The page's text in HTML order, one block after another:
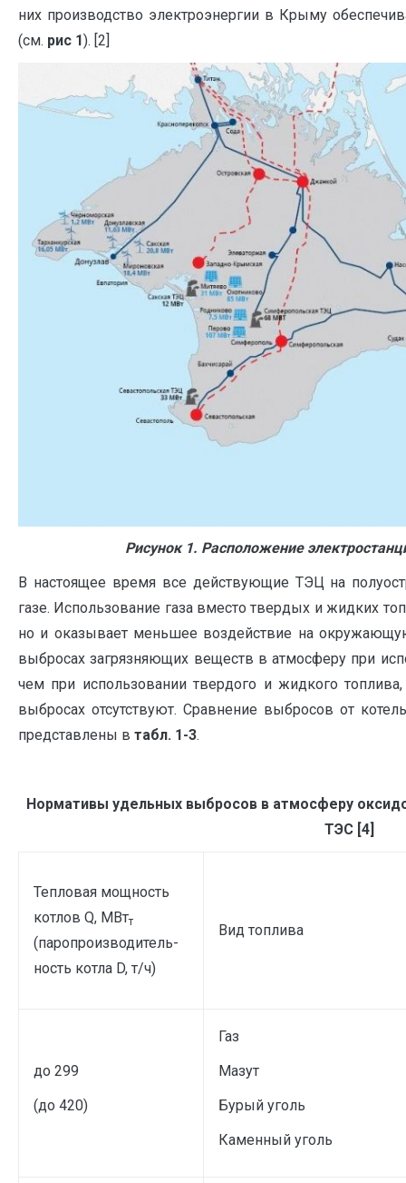
них производство электроэнергии в Крыму
(см. рис 1). [2]
Рисунок 1. Расположение
В настоящее время все действующие ТЭЦ на
газе. Использование газа вместо твердых и жидких
но и оказывает меньшее воздействие на
выбросах загрязняющих веществ в атмосферу при
чем при использовании твердого и жидкого
выбросах отсутствуют. Сравнение выбросов от
представлены в табл. 1-3.
Нормативы удельных выбросов в атмосферу
ТЭС [4]
Тепловая мощность
котлов Q, МВтт
(паропроизводитель-
ность котла D, т/ч)
Вид топлива
до 299
(до 420)
Газ
Мазут
Бурый уголь
Каменный уголь